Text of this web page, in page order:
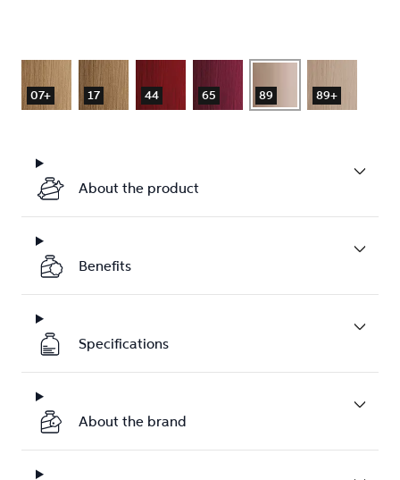
07+ 17 44 65 89 89+
About the product
Benefits
Specifications
About the brand